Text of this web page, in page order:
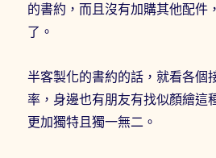
的書約，而且沒有加購其他配件
了。
半客製化的書約的話，就看各個
率，身邊也有朋友有找似顏繪這
更加獨特且獨一無二。